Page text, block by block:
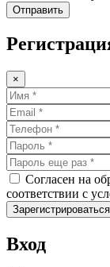
Отправить
×
Согласен на
соответствии с
Зарегистрироваться
Вход